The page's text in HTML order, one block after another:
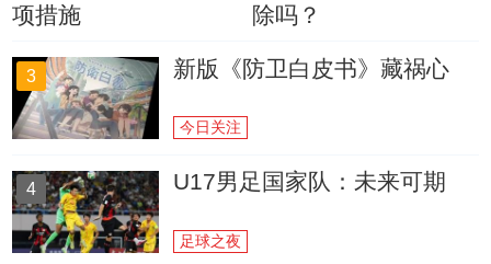
项措施
除吗？
3 新版《防卫白皮书》藏祸心
今日关注
4 U17男足国家队：未来可期
足球之夜